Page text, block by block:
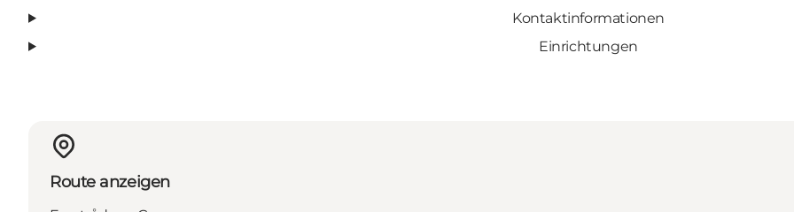
Kontaktinformationen
Einrichtungen
Route anzeigen